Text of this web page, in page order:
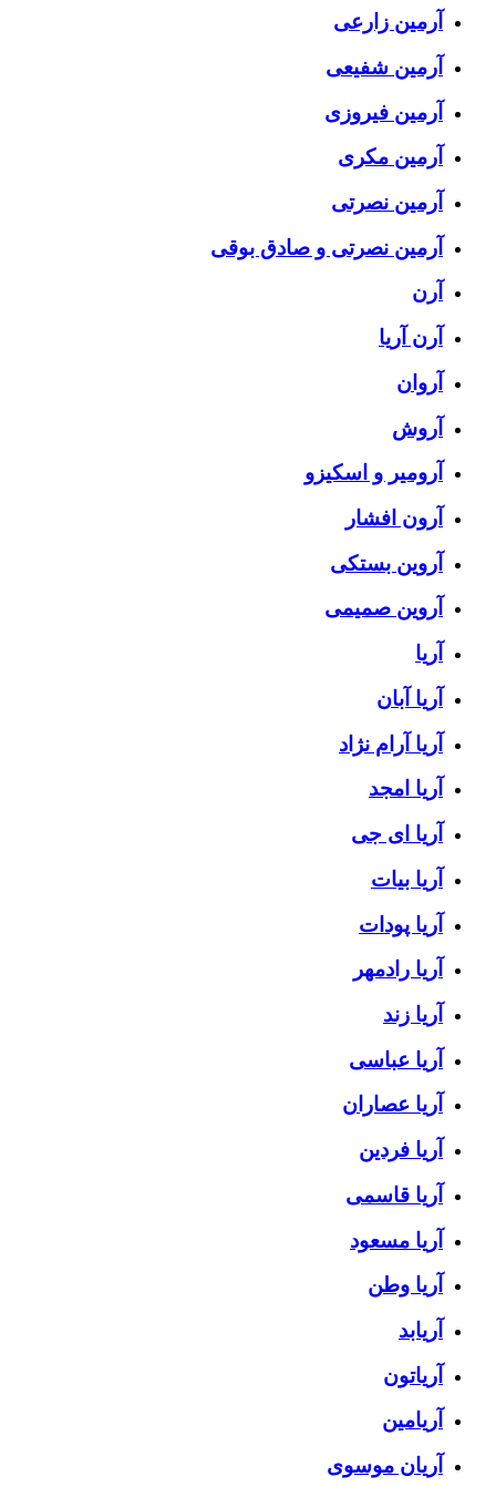
آرمین زارعی
آرمین شفیعی
آرمین فیروزی
آرمین مکری
آرمین نصرتی
آرمین نصرتی و صادق بوقی
آرن
آرن آریا
آروان
آروش
آرومیر و اسکیزو
آرون افشار
آروین بستکی
آروین صمیمی
آریا
آریا آبان
آریا آرام نژاد
آریا امجد
آریا ای جی
آریا بیات
آریا پودات
آریا رادمهر
آریا زند
آریا عباسی
آریا عصاران
آریا فردین
آریا قاسمی
آریا مسعود
آریا وطن
آریابد
آریاتون
آریامین
آریان موسوی